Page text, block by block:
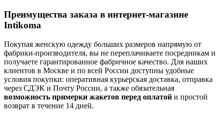
Преимущества заказа в интернет-магазине
Intikoma
Покупая женскую одежду больших размеров напрямую от
фабрики-производителя, вы не переплачиваете посредникам и
получаете гарантированное фабричное качество. Для наших
клиентов в Москве и по всей России доступны удобные
условия покупки: оперативная курьерская доставка, отправка
через СДЭК и Почту России, а также обязательная
возможность примерки жакетов перед оплатой и простой
возврат в течение 14 дней.